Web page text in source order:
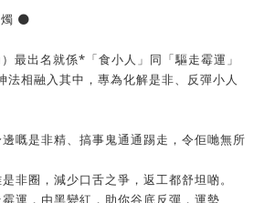
🌑
最出名就係*「食小人」同「驅走霉運」
法相融入其中，專為化解是非、反彈小人
嘅是非精、搞事鬼通通踢走，令佢哋無所
非圈，減少口舌之爭，返工都舒坦啲。
運，由黑變紅，助你谷底反彈，運勢